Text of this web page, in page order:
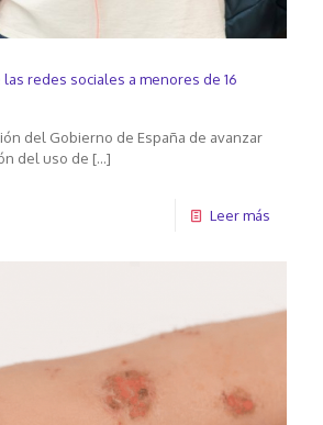
redes sociales a menores de 16
del Gobierno de España de avanzar
del uso de […]
Leer más